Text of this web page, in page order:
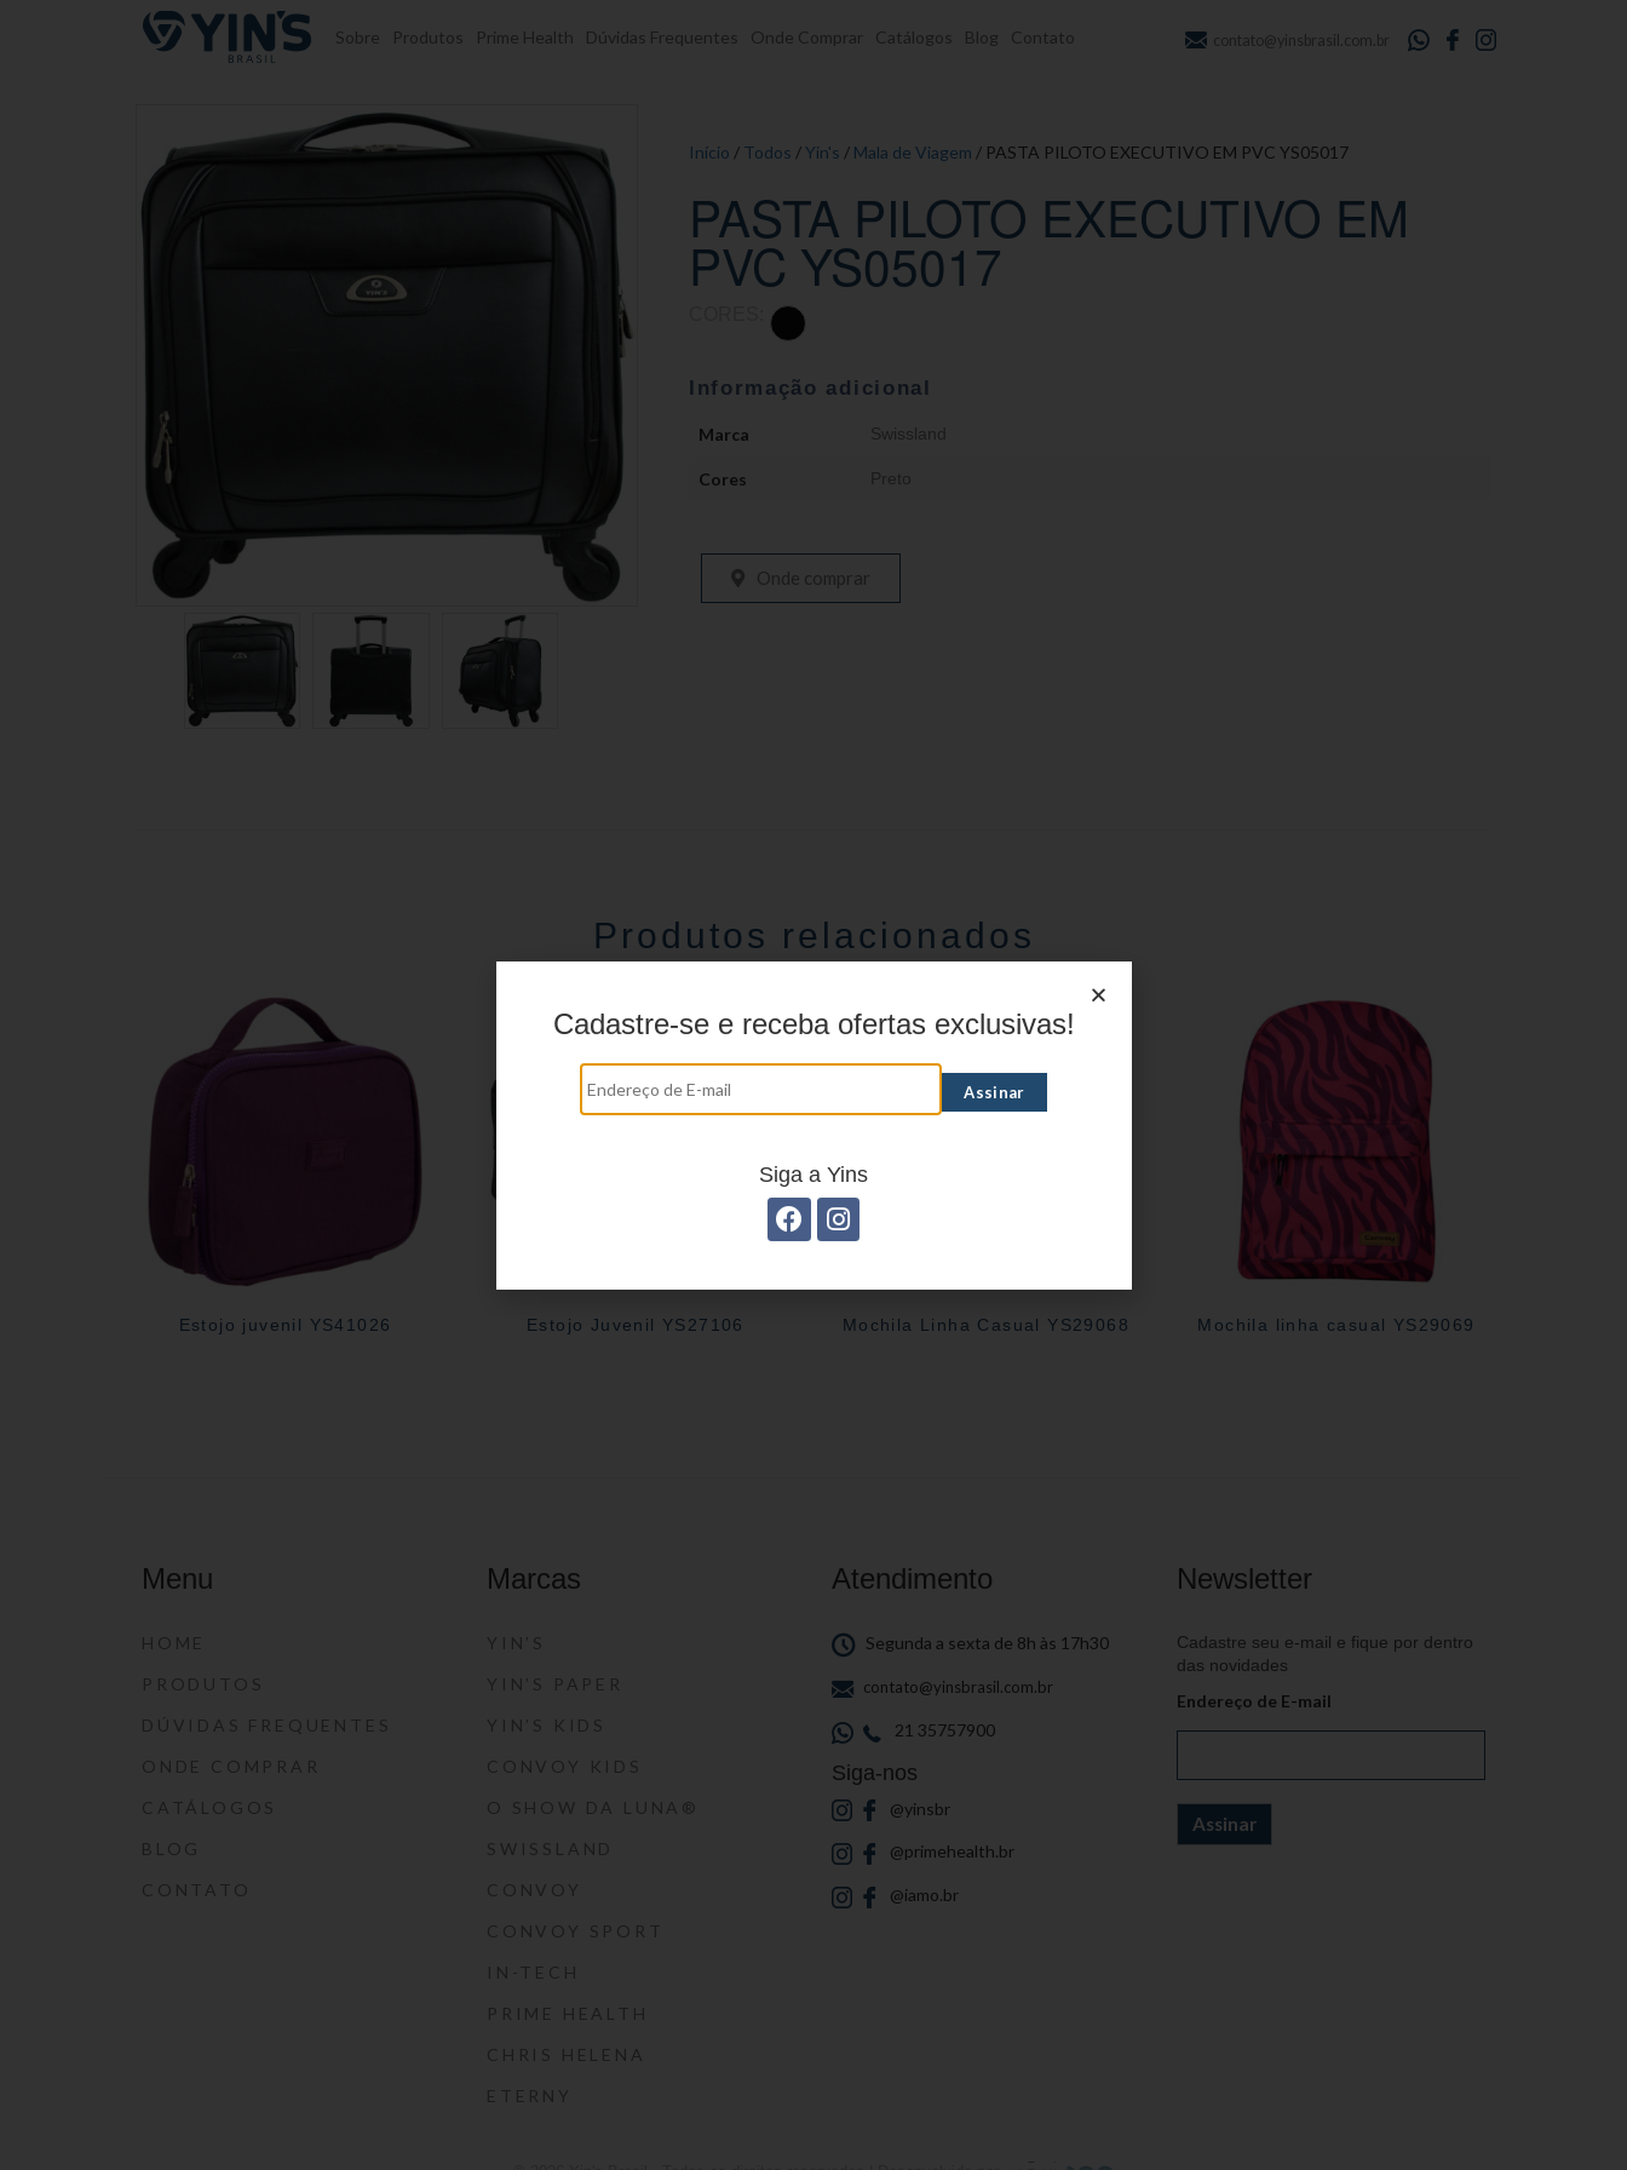
Pular para o conteúdo Sobre Produtos Prime Health Dúvidas Frequentes Onde Comprar Catálogos Blog Contato contato@yinsbrasil.com.br
Início / Todos /Yin's / Mala de Viagem / PASTA PILOTO EXECUTIVO EM PVC YS05017
PASTA PILOTO EXECUTIVO EM
PVC YS05017
Informação adicional
Marca Swissland
Cores Preto
Onde comprar
Produtos relacionados
Estojo juvenil YS41026 Estojo Juvenil YS27106 Mochila Linha Casual YS29068 Mochila linha casual YS29069
Menu
HOME
PRODUTOS
DÚVIDAS FREQUENTES
ONDE COMPRAR
CATÁLOGOS
BLOG
CONTATO
Marcas
YIN’S
YIN’S PAPER
YIN’S KIDS
CONVOY KIDS
O SHOW DA LUNA®
SWISSLAND
CONVOY
CONVOY SPORT
IN-TECH
PRIME HEALTH
CHRIS HELENA
ETERNY
Atendimento
Segunda a sexta de 8h às 17h30
contato@yinsbrasil.com.br
21 35757900
Siga-nos
@yinsbr
@primehealth.br
@iamo.br
Newsletter
Cadastre seu e-mail e fique por dentro
das novidades
Endereço de E-mail
Cadastre-se e receba ofertas exclusivas!
Siga a Yins